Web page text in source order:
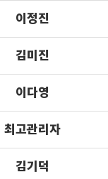
이정진
김미진
이다영
최고관리자
김기덕